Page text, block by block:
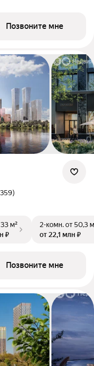
Позвоните мне
м²
₽
2-комн.от 50,3
от 22,1 млн ₽
Позвоните мне